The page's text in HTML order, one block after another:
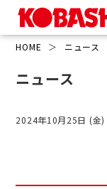
HOME ＞ ニュース
ニュース
2024年10月25日 (金)